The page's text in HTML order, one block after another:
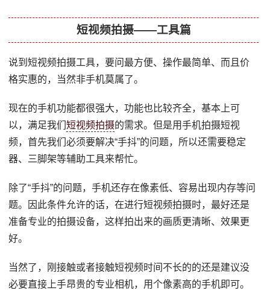
短视频拍摄——工具篇
说到短视频拍摄工具，要问最方便、操作最简单、而且价
格实惠的，当然非手机莫属了。
现在的手机功能都很强大，功能也比较齐全，基本上可
以，满足我们短视频拍摄的需求。但是用手机拍摄短视
频，首先我们必须要解决“手抖”的问题，所以还需要稳定
器、三脚架等辅助工具来帮忙。
除了“手抖”的问题，手机还存在像素低、容易出现内存等问
题。因此条件允许的话，在进行短视频拍摄时，最好还是
准备专业的拍摄设备，这样拍出来的画质更清晰、效果更
好。
当然了，刚接触或者接触短视频时间不长的的还是建议没
必要直接上手昂贵的专业相机，用个像素高的手机即可。